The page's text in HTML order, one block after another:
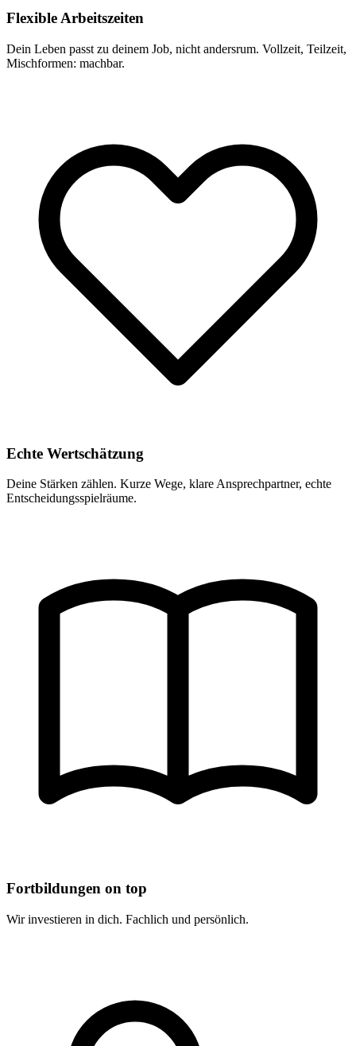
Flexible Arbeitszeiten
Dein Leben passt zu deinem Job, nicht andersrum. Vollzeit, Teilzeit,
Mischformen: machbar.
Echte Wertschätzung
Deine Stärken zählen. Kurze Wege, klare Ansprechpartner, echte
Entscheidungsspielräume.
Fortbildungen on top
Wir investieren in dich. Fachlich und persönlich.